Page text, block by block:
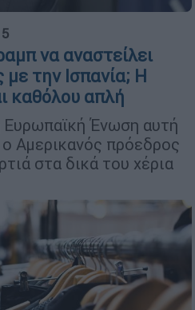
να αναστείλει
την Ισπανία; Η
καθόλου απλή
Ένωση αυτή
ο Αμερικανός πρόεδρος
στα δικά του χέρια